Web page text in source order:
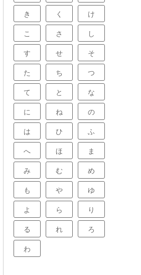
き く け
こ さ し
す せ そ
た ち つ
て と な
に ね の
は ひ ふ
へ ほ ま
み む め
も や ゆ
よ ら り
る れ ろ
わ